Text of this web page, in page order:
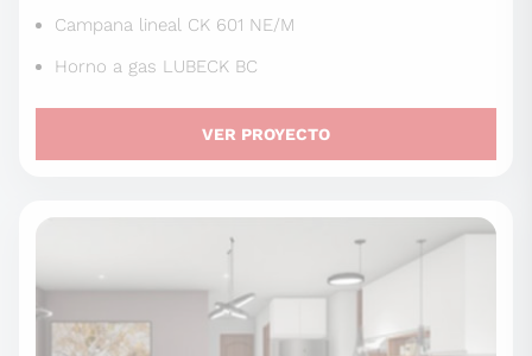
Campana lineal CK 601 NE/M
Horno a gas LUBECK BC
VER PROYECTO